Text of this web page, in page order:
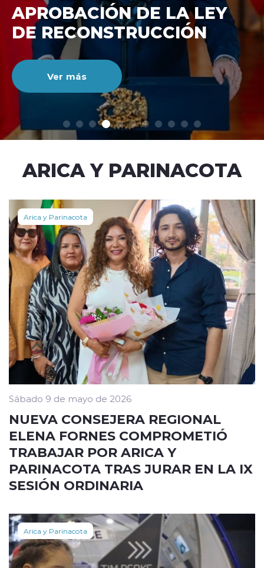
modo claro
DE RECONSTRUCCIÓ
NACIONAL
Ver más
ARICA Y PARINACOTA
Arica y Parinacota
Sábado 9 de mayo de 2026
NUEVA CONSEJERA REGIONAL
ELENA FORNES COMPROMETIÓ
TRABAJAR POR ARICA Y
PARINACOTA TRAS JURAR EN LA IX
SESIÓN ORDINARIA
Arica y Parinacota